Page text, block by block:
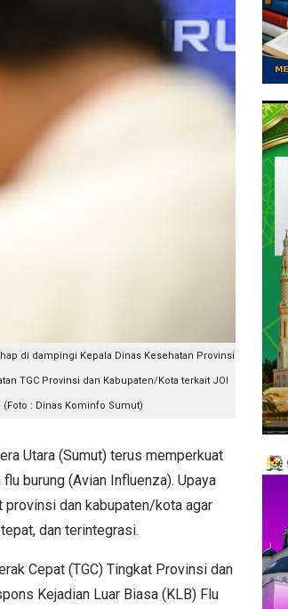
di dampingi Kepala Dinas Kesehatan Provinsi
TGC Provinsi dan Kabupaten/Kota terkait JOI
: Dinas Kominfo Sumut)
Utara (Sumut) terus memperkuat
burung (Avian Influenza). Upaya
provinsi dan kabupaten/kota agar
dan terintegrasi.
Cepat (TGC) Tingkat Provinsi dan
Kejadian Luar Biasa (KLB) Flu